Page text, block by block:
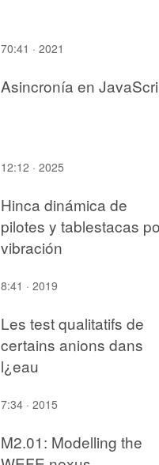
70:41 · 2021
Asincronía en
12:12 · 2025
Hinca dinámica de
pilotes y tablestacas
vibración
8:41 · 2019
Les test qualitatifs de
certains anions dans
l¿eau
7:34 · 2015
M2.01: Modelling the